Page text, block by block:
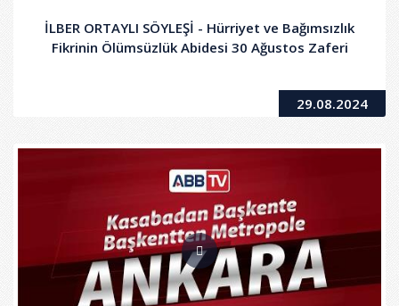
İLBER ORTAYLI SÖYLEŞİ - Hürriyet ve Bağımsızlık
Fikrinin Ölümsüzlük Abidesi 30 Ağustos Zaferi
29.08.2024